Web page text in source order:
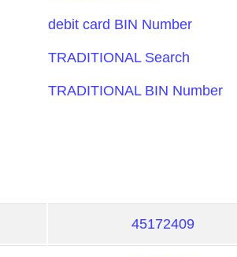
debit card BIN Number
TRADITIONAL Search
TRADITIONAL BIN Number
45172409